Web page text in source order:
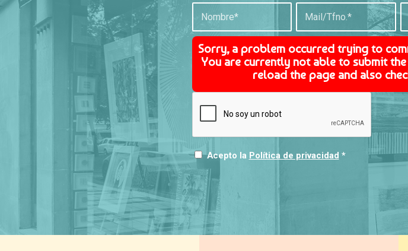
Sorry, a problem occurred trying to
You are currently not able to submit
reload the page and also
Acepto la Política de privacidad *